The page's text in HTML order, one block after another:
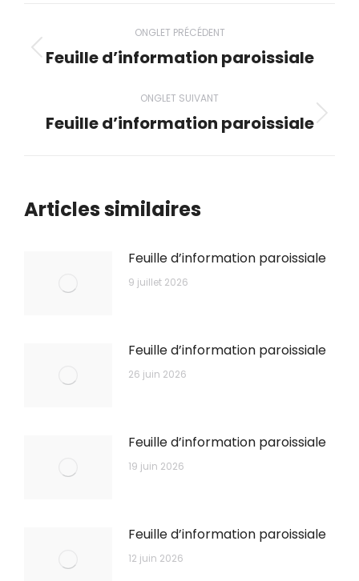
Navigation
de
commentaire
ONGLET PRÉCÉDENT
Onglet
Feuille d’information paroissiale
ONGLET SUIVANT
Onglet
Feuille d’information paroissiale
Articles similaires
Feuille d’information paroissiale
9 juillet 2026
Feuille d’information paroissiale
26 juin 2026
Feuille d’information paroissiale
19 juin 2026
Feuille d’information paroissiale
12 juin 2026